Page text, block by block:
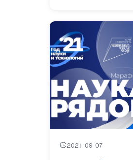
2021-09-07